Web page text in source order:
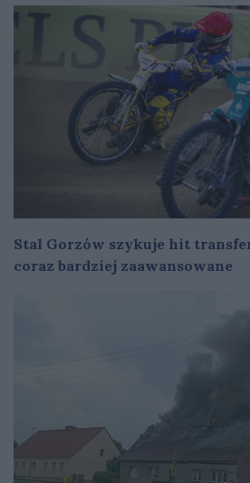
Stal Gorzów szykuje hit
coraz bardziej zaawansowane